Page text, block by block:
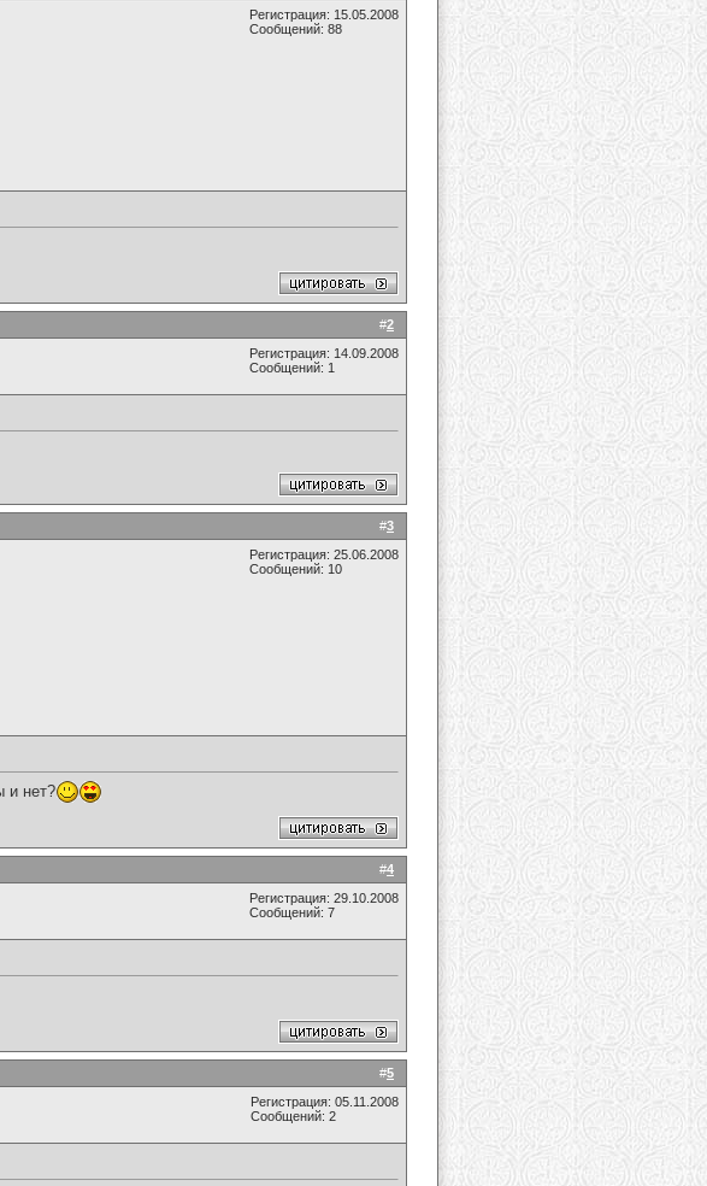
Регистрация: 15.05.2008
Сообщений: 88
#2
Регистрация: 14.09.2008
Сообщений: 1
#3
Регистрация: 25.06.2008
Сообщений: 10
и нет?
#4
Регистрация: 29.10.2008
Сообщений: 7
#5
Регистрация: 05.11.2008
Сообщений: 2